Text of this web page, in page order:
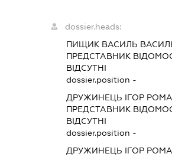
dossier.heads:
ПИЩИК ВАСИЛЬ
ПРЕДСТАВНИК
ВІДСУТНІ
dossier.position -
ДРУЖИНЕЦЬ ІГОР
ПРЕДСТАВНИК
ВІДСУТНІ
dossier.position -
ДРУЖИНЕЦЬ ІГОР